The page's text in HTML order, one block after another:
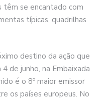
têm se encantado com
típicas, quadrilhas
destino da ação que
de junho, na Embaixada
é o 8º maior emissor
os países europeus. No